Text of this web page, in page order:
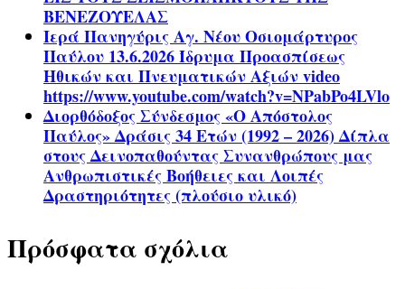
ΒΕΝΕΖΟΥΕΛΑΣ
Ιερά Πανηγύρις Αγ. Νέου Οσιομάρτυρος
Παύλου 13.6.2026 Ίδρυμα Προασπίσεως
Ηθικών και Πνευματικών Αξιών video
https://www.youtube.com/watch?v=NPabPo4LVlo
Διορθόδοξος Σύνδεσμος «Ο Απόστολος
Παύλος» Δράσις 34 Ετών (1992 – 2026) Δίπλα
στους Δεινοπαθούντας Συνανθρώπους μας
Ανθρωπιστικές Βοήθειες και Λοιπές
Δραστηριότητες (πλούσιο υλικό)
Πρόσφατα σχόλια